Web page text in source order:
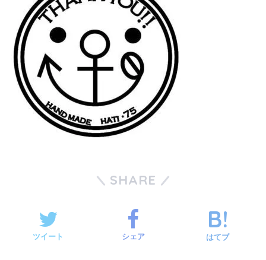
SHARE
ツイート シェア はてブ